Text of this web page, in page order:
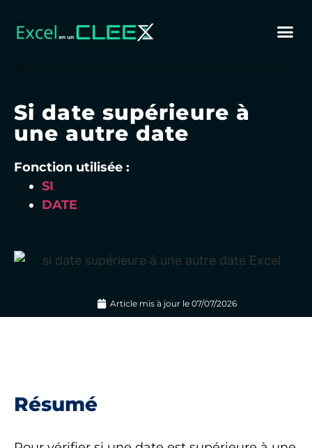
Si date supérieure à
une autre date
Fonction utilisée :
SI
DATE
Article mis à jour le 07/07/2026
Résumé